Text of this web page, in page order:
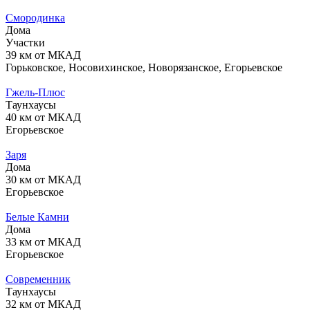
Смородинка
Дома
Участки
39 км от МКАД
Горьковское, Носовихинское, Новорязанское, Егорьевское
Гжель-Плюс
Таунхаусы
40 км от МКАД
Егорьевское
Заря
Дома
30 км от МКАД
Егорьевское
Белые Камни
Дома
33 км от МКАД
Егорьевское
Современник
Таунхаусы
32 км от МКАД